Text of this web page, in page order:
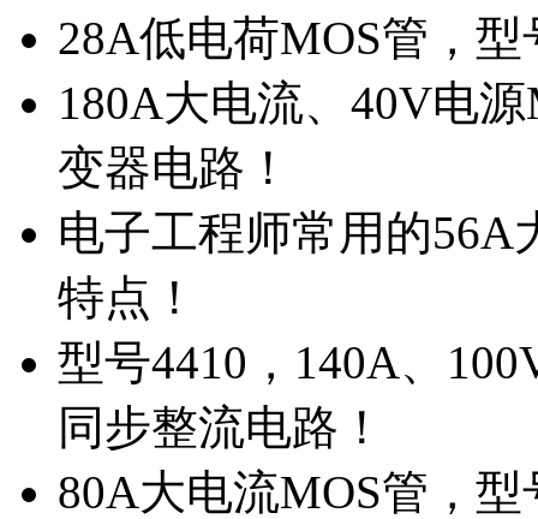
28A低电荷MOS管，
180A大电流、40V电
变器电路！
电子工程师常用的56A
特点！
型号4410，140A、
同步整流电路！
80A大电流MOS管，